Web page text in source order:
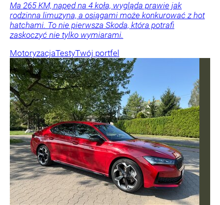
Ma 265 KM, napęd na 4 koła, wygląda prawie jak
rodzinna limuzyna, a osiągami może konkurować z hot
hatchami. To nie pierwsza Skoda, która potrafi
zaskoczyć nie tylko wymiarami.
MotoryzacjaTestyTwój portfel